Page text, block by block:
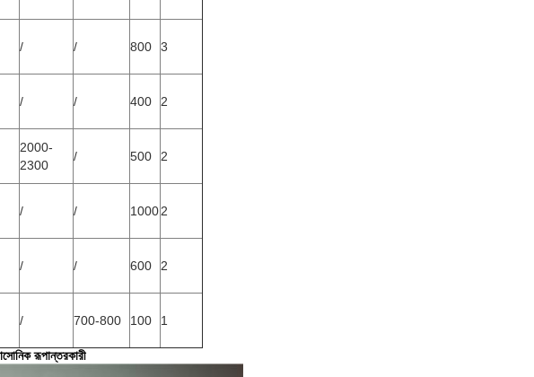
/ / 800 3
/ / 400 2
2000-
2300
/ 500 2
/ / 10002
/ / 600 2
/ 700-800 100 1
রূপান্তরকারী